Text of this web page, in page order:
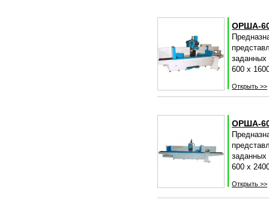
ОРША-
600 х
Открыть >>
ОРША-
600 х
Открыть >>